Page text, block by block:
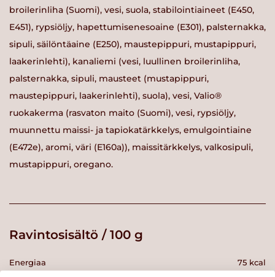
broilerinliha (Suomi), vesi, suola, stabilointiaineet (E450,
E451), rypsiöljy, hapettumisenesoaine (E301), palsternakka,
sipuli, säilöntäaine (E250), maustepippuri, mustapippuri,
laakerinlehti), kanaliemi (vesi, luullinen broilerinliha,
palsternakka, sipuli, mausteet (mustapippuri,
maustepippuri, laakerinlehti), suola), vesi, Valio®
ruokakerma (rasvaton maito (Suomi), vesi, rypsiöljy,
muunnettu maissi- ja tapiokatärkkelys, emulgointiaine
(E472e), aromi, väri (E160a)), maissitärkkelys, valkosipuli,
mustapippuri, oregano.
Ravintosisältö / 100 g
Energiaa 75 kcal